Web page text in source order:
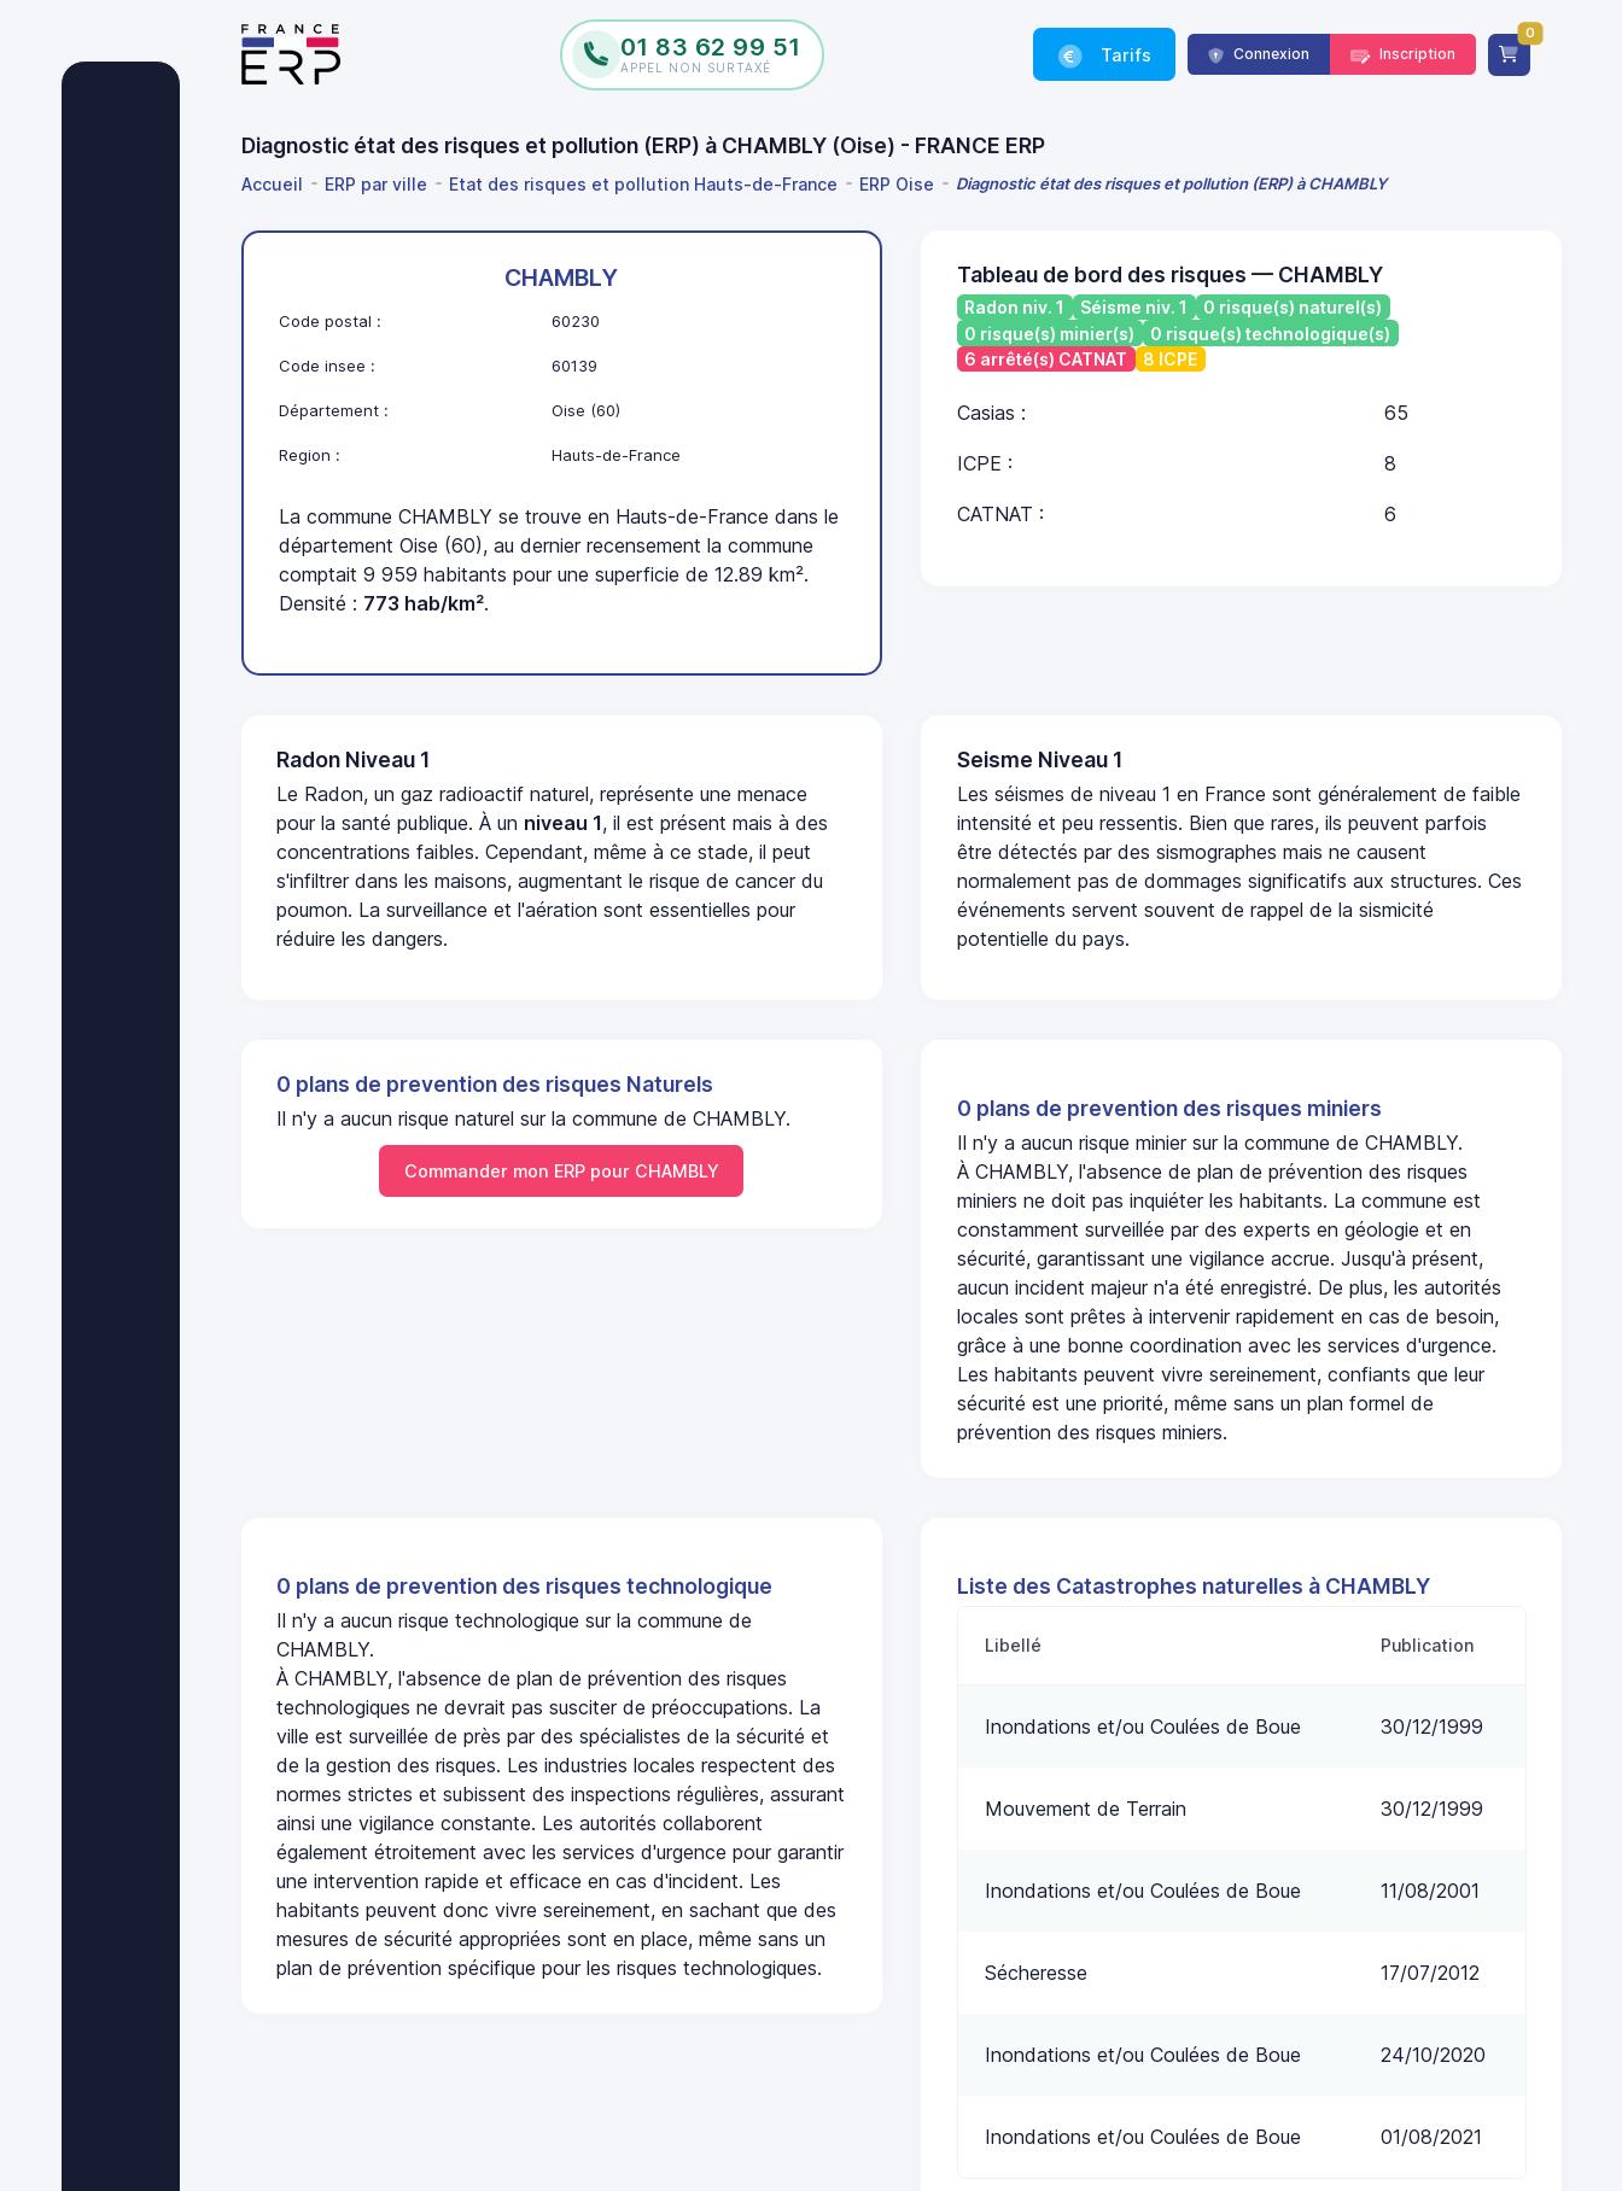
01 83 62 99 51
APPEL NON SURTAXÉ
Tarifs Connexion Inscription
0
Diagnostic état des risques et pollution (ERP) à CHAMBLY (Oise) - FRANCE ERP
Accueil ERP par ville Etat des risques et pollution Hauts-de-France ERP Oise Diagnostic état des risques et pollution (ERP) à CHAMBLY
CHAMBLY
Code postal : 60230
Code insee : 60139
Département : Oise (60)
Region : Hauts-de-France
La commune CHAMBLY se trouve en Hauts-de-France dans le
département Oise (60), au dernier recensement la commune
comptait 9 959 habitants pour une superficie de 12.89 km².
Densité : 773 hab/km².
Tableau de bord des risques — CHAMBLY
Radon niv. 1 Séisme niv. 1
0 risque(s) naturel(s)
0 risque(s) minier(s)
0 risque(s) technologique(s)
6 arrêté(s) CATNAT
8 ICPE
Casias : 65
ICPE : 8
CATNAT : 6
Radon Niveau 1
Le Radon, un gaz radioactif naturel, représente une menace
pour la santé publique. À un niveau 1, il est présent mais à des
concentrations faibles. Cependant, même à ce stade, il peut
s'infiltrer dans les maisons, augmentant le risque de cancer du
poumon. La surveillance et l'aération sont essentielles pour
réduire les dangers.
Seisme Niveau 1
Les séismes de niveau 1 en France sont généralement de faible
intensité et peu ressentis. Bien que rares, ils peuvent parfois
être détectés par des sismographes mais ne causent
normalement pas de dommages significatifs aux structures. Ces
événements servent souvent de rappel de la sismicité
potentielle du pays.
0 plans de prevention des risques Naturels
Il n'y a aucun risque naturel sur la commune de CHAMBLY.
Commander mon ERP pour CHAMBLY
0 plans de prevention des risques miniers
Il n'y a aucun risque minier sur la commune de CHAMBLY.
À CHAMBLY, l'absence de plan de prévention des risques
miniers ne doit pas inquiéter les habitants. La commune est
constamment surveillée par des experts en géologie et en
sécurité, garantissant une vigilance accrue. Jusqu'à présent,
aucun incident majeur n'a été enregistré. De plus, les autorités
locales sont prêtes à intervenir rapidement en cas de besoin,
grâce à une bonne coordination avec les services d'urgence.
Les habitants peuvent vivre sereinement, confiants que leur
sécurité est une priorité, même sans un plan formel de
prévention des risques miniers.
0 plans de prevention des risques technologique
Il n'y a aucun risque technologique sur la commune de
CHAMBLY.
À CHAMBLY, l'absence de plan de prévention des risques
technologiques ne devrait pas susciter de préoccupations. La
ville est surveillée de près par des spécialistes de la sécurité et
de la gestion des risques. Les industries locales respectent des
normes strictes et subissent des inspections régulières, assurant
ainsi une vigilance constante. Les autorités collaborent
également étroitement avec les services d'urgence pour garantir
une intervention rapide et efficace en cas d'incident. Les
habitants peuvent donc vivre sereinement, en sachant que des
mesures de sécurité appropriées sont en place, même sans un
plan de prévention spécifique pour les risques technologiques.
Liste des Catastrophes naturelles à CHAMBLY
Libellé Publication
Inondations et/ou Coulées de Boue 30/12/1999
Mouvement de Terrain 30/12/1999
Inondations et/ou Coulées de Boue 11/08/2001
Sécheresse 17/07/2012
Inondations et/ou Coulées de Boue 24/10/2020
Inondations et/ou Coulées de Boue 01/08/2021